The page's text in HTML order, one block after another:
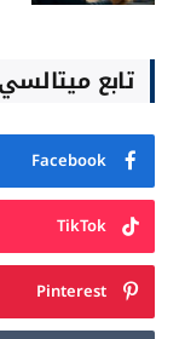
تابع
Facebook
TikTok
Pinterest